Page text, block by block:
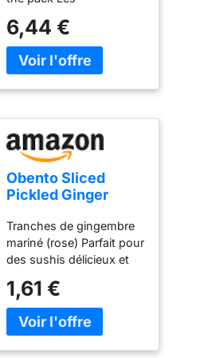
marie très bien avec les
plats crémeux (mélangé
avec de la mayonnaise
Veuillez noter que ceci ne
s’agit pas de la racine de
hon-wasabi (本 山葵).
Ingrédients: 100%
wasabi en poudre.
Allergènes: sans
s'appliquent à chaque
unité du pack Tranches
de gingembre mariné
colorés Contenu : 100 g
(poids égoutté : 62 g)
6,44 €
Obento Sliced
Pickled Ginger
mariné tranché
rose, 100 g
Tranches de gingembre
mariné (rose) Parfait pour
des sushis délicieux et
(poids égoutté : 62 g)
1,61 €